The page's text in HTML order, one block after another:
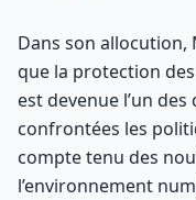
Dans son allocution,
que la protection
est devenue l’un
confrontées les
compte tenu des
l’environnement